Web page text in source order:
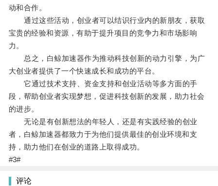
动和合作。
通过这些活动，创业者可以结识行业内的新朋友，获取
宝贵的经验和资源，有助于提升项目的竞争力和市场影响
力。
总之，白鲸加速器作为推动科技创新的动力引擎，为广
大创业者提供了一个快速成长和成功的平台。
它通过技术支持、资金支持和创业活动等多方面的手
段，帮助创业者实现梦想，促进科技创新的发展，助力社会
的进步。
无论是有创新想法的年轻人，还是有实践经验的创业
者，白鲸加速器都致力于为他们提供最佳的创业环境和支
持，助力他们在创业的道路上取得成功。
#3#
评论